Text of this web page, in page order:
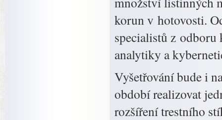
korun v hotovosti.
specialistů z
analytiky a
Vyšetřování bude i
období realizovat
rozšíření trestního